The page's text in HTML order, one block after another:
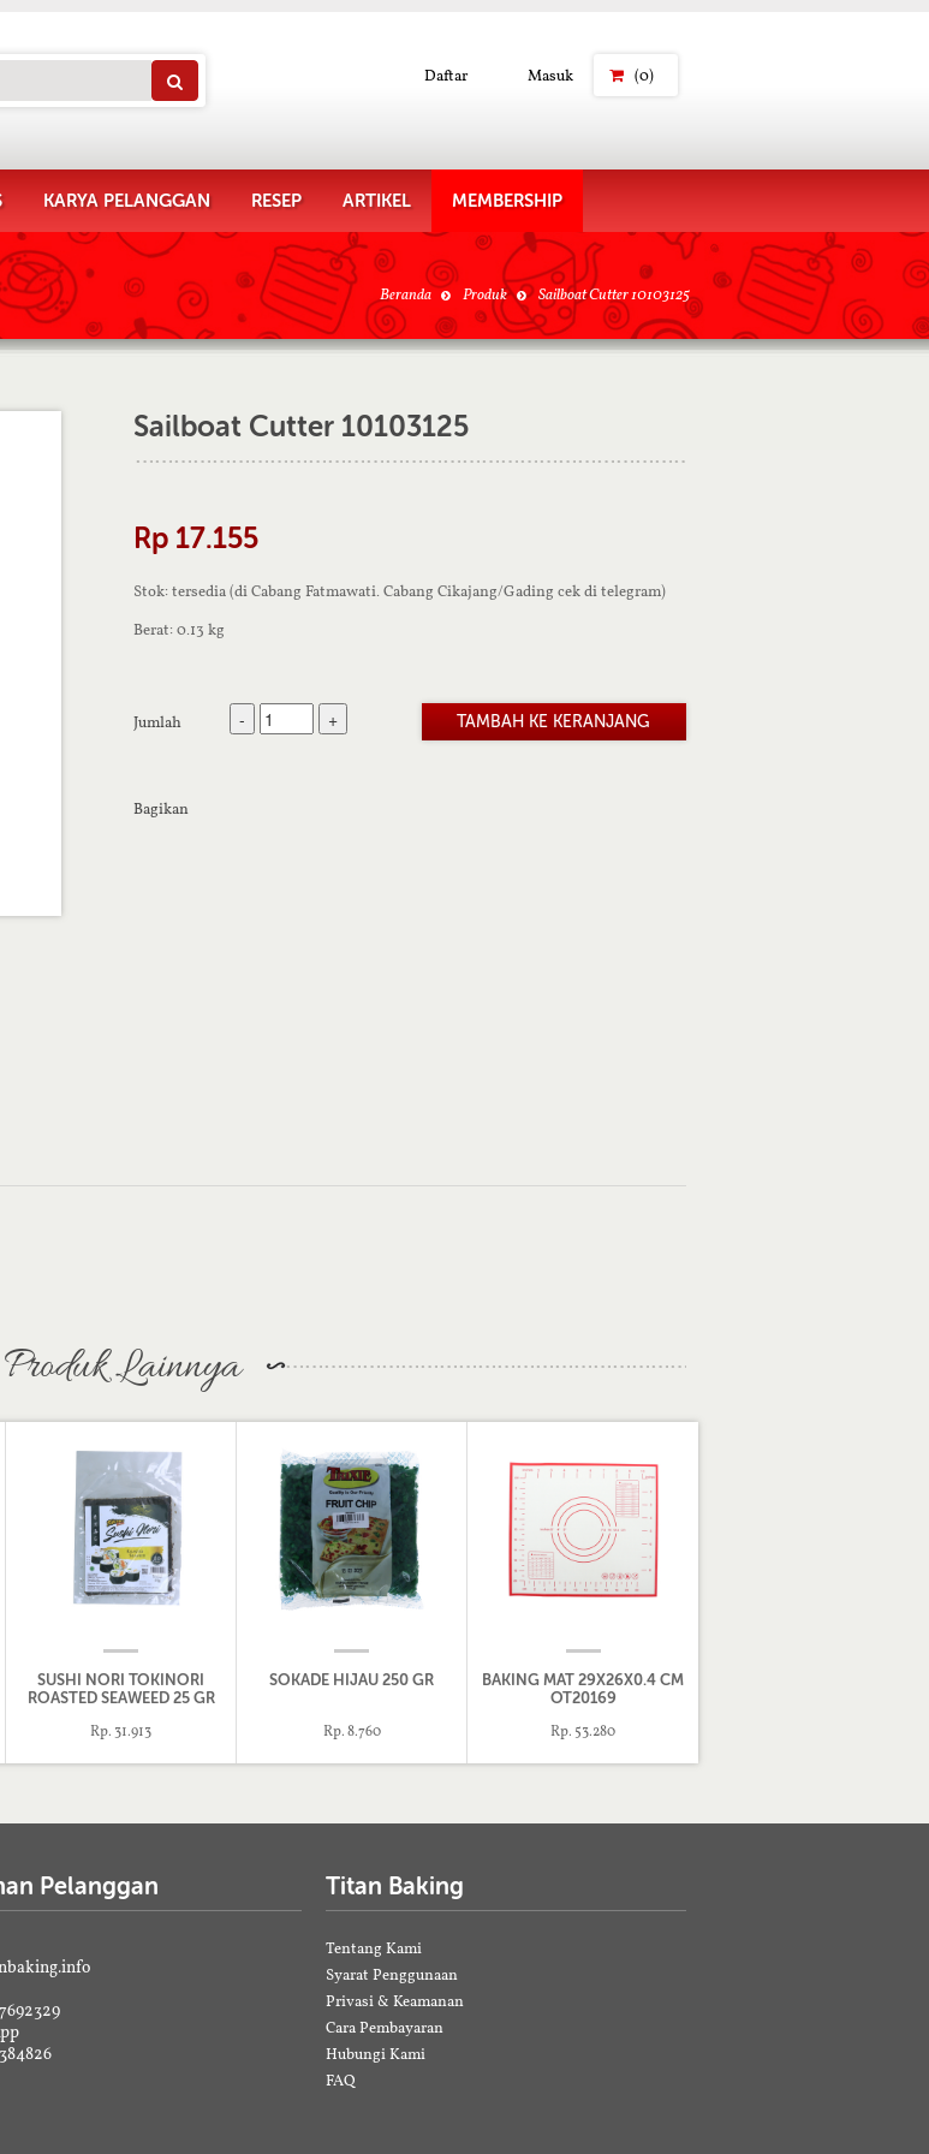
Daftar Masuk (0)
KARYA PELANGGAN RESEP ARTIKEL MEMBERSHIP
Beranda Produk Sailboat Cutter 10103125
Sailboat Cutter 10103125
Rp 17.155
Stok: tersedia (di Cabang Fatmawati. Cabang Cikajang/Gading cek di telegram)
Berat: 0.13 kg
Jumlah - +
Bagikan
Produk Lainnya
SUSHI NORI TOKINORI
ROASTED SEAWEED 25 GR
Rp. 31.913
SOKADE HIJAU 250 GR
Rp. 8.760
BAKING MAT 29X26X0.4 CM
OT20169
Rp. 53.280
Pelanggan Titan Baking
Tentang Kami
Syarat Penggunaan
Privasi & Keamanan
Cara Pembayaran
Hubungi Kami
FAQ